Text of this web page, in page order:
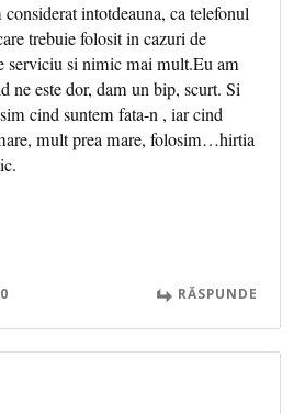
intotdeauna, ca telefonul
trebuie folosit in cazuri de
serviciu si nimic mai mult.Eu am
ne este dor, dam un bip, scurt. Si
cind suntem fata-n , iar cind
mult prea mare, folosim…hirtia
RĂSPUNDE